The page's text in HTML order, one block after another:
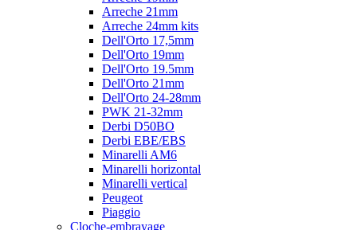
Arreche 21mm
Arreche 24mm kits
Dell'Orto 17,5mm
Dell'Orto 19mm
Dell'Orto 19.5mm
Dell'Orto 21mm
Dell'Orto 24-28mm
PWK 21-32mm
Derbi D50BO
Derbi EBE/EBS
Minarelli AM6
Minarelli horizontal
Minarelli vertical
Peugeot
Piaggio
Cloche-embrayage